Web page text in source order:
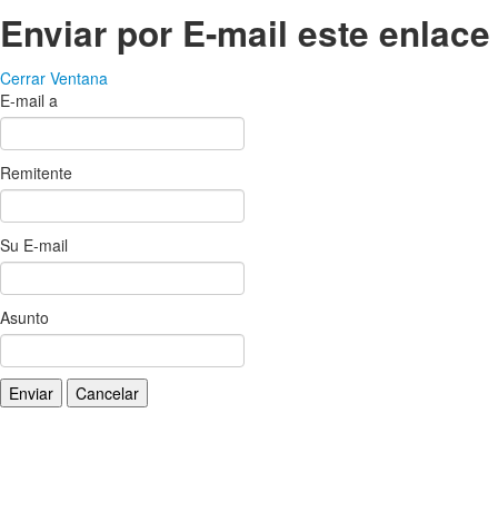
Enviar por E-mail este
Cerrar Ventana
E-mail a
Remitente
Su E-mail
Asunto
Enviar Cancelar